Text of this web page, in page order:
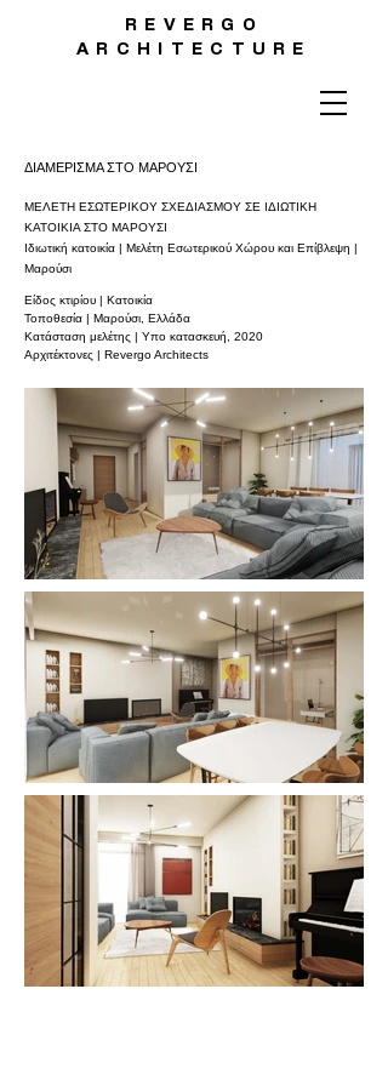
REVERGO
ARCHITECTURE
ΔΙΑΜΕΡΙΣΜΑ ΣΤΟ ΜΑΡΟΥΣΙ
ΜΕΛΕΤΗ ΕΣΩΤΕΡΙΚΟΥ ΣΧΕΔΙΑΣΜΟΥ ΣΕ ΙΔΙΩΤΙΚΗ
ΚΑΤΟΙΚΙΑ ΣΤΟ ΜΑΡΟΥΣΙ
Ιδιωτική κατοικία | Μελέτη Εσωτερικού Χώρου και Επίβλεψη |
Μαρούσι
Είδος κτιρίου | Κατοικία
Τοποθεσία | Μαρούσι, Ελλάδα
Κατάσταση μελέτης | Υπο κατασκευή, 2020
Αρχιτέκτονες | Revergo Architects